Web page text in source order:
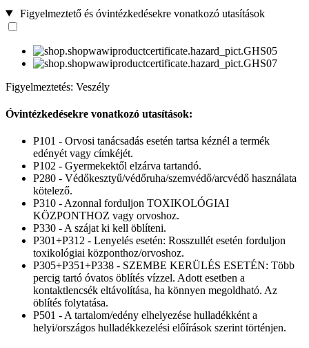
Figyelmeztető és óvintézkedésekre vonatkozó utasítások
Figyelmeztetés: Veszély
Óvintézkedésekre vonatkozó utasítások:
P101 - Orvosi tanácsadás esetén tartsa kéznél a termék
edényét vagy címkéjét.
P102 - Gyermekektől elzárva tartandó.
P280 - Védőkesztyű/védőruha/szemvédő/arcvédő használata
kötelező.
P310 - Azonnal forduljon TOXIKOLÓGIAI
KÖZPONTHOZ vagy orvoshoz.
P330 - A szájat ki kell öblíteni.
P301+P312 - Lenyelés esetén: Rosszullét esetén forduljon
toxikológiai központhoz/orvoshoz.
P305+P351+P338 - SZEMBE KERÜLÉS ESETÉN: Több
percig tartó óvatos öblítés vízzel. Adott esetben a
kontaktlencsék eltávolítása, ha könnyen megoldható. Az
öblítés folytatása.
P501 - A tartalom/edény elhelyezése hulladékként a
helyi/országos hulladékkezelési előírások szerint történjen.